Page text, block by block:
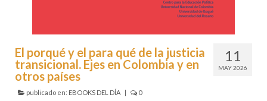
11
MAY 2026
El porqué y el para qué de la justicia
transicional. Ejes en Colombia y en
otros países
publicado en: EBOOKS DEL DÍA | 0